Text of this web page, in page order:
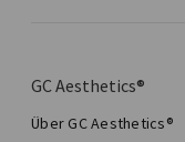
GC Aesthetics®
Über GC Aesthetics®